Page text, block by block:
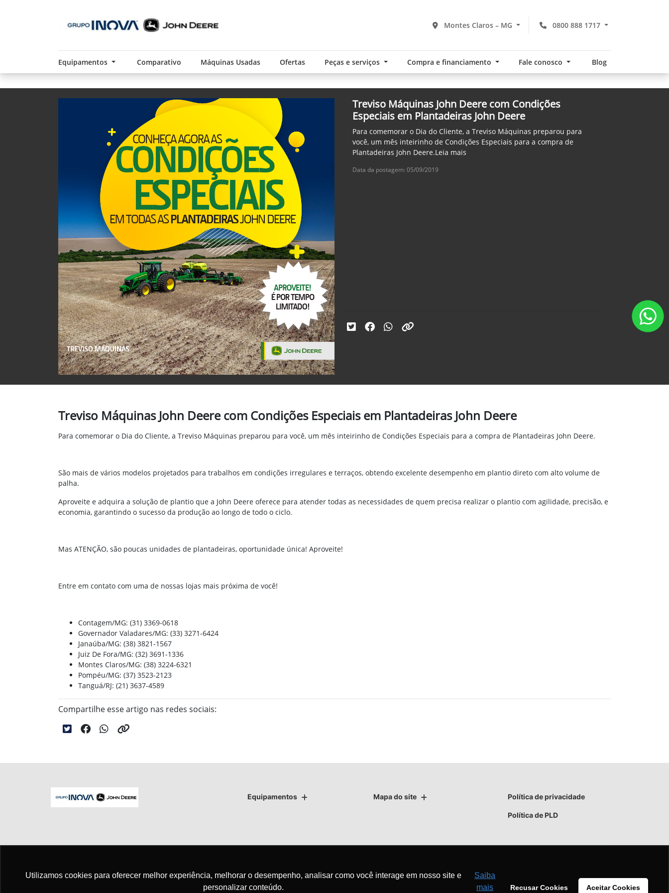
Utilizamos cookies para oferecer melhor experiência, melhorar o desempenho, analisar como você interage em nosso site e
personalizar conteúdo.
Saiba
mais
Recusar Cookies Aceitar Cookies
0800 888 1717
Montes Claros – MG
Equipamentos Comparativo Máquinas Usadas Ofertas Peças e serviços Compra e financiamento Fale conosco Blog
Treviso Máquinas John Deere com Condições
Especiais em Plantadeiras John Deere
Para comemorar o Dia do Cliente, a Treviso Máquinas preparou para
você, um mês inteirinho de Condições Especiais para a compra de
Plantadeiras John Deere.Leia mais
Data da postagem: 05/09/2019
Treviso Máquinas John Deere com Condições Especiais em Plantadeiras John Deere
Para comemorar o Dia do Cliente, a Treviso Máquinas preparou para você, um mês inteirinho de Condições Especiais para a compra de Plantadeiras John Deere.
São mais de vários modelos projetados para trabalhos em condições irregulares e terraços, obtendo excelente desempenho em plantio direto com alto volume de
palha.
Aproveite e adquira a solução de plantio que a John Deere oferece para atender todas as necessidades de quem precisa realizar o plantio com agilidade, precisão, e
economia, garantindo o sucesso da produção ao longo de todo o ciclo.
Mas ATENÇÃO, são poucas unidades de plantadeiras, oportunidade única! Aproveite!
Entre em contato com uma de nossas lojas mais próxima de você!
Contagem/MG: (31) 3369-0618
Governador Valadares/MG: (33) 3271-6424
Janaúba/MG: (38) 3821-1567
Juiz De Fora/MG: (32) 3691-1336
Montes Claros/MG: (38) 3224-6321
Pompéu/MG: (37) 3523-2123
Tanguá/RJ: (21) 3637-4589
Compartilhe esse artigo nas redes sociais:
Equipamentos Mapa do site Política de privacidade
Política de PLD
Para otimizar sua experiência durante a navegação, fazemos uso de nossa política de cookies e para proteger